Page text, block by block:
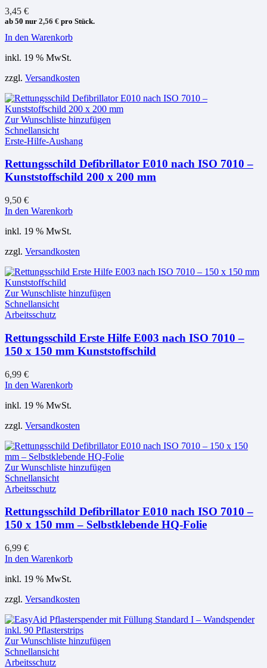
3,45 €
ab 50 nur 2,56 € pro Stück.
In den Warenkorb
inkl. 19 % MwSt.
zzgl. Versandkosten
Zur Wunschliste hinzufügen
Schnellansicht
Erste-Hilfe-Aushang
Rettungsschild Defibrillator E010 nach ISO 7010 –
Kunststoffschild 200 x 200 mm
9,50 €
In den Warenkorb
inkl. 19 % MwSt.
zzgl. Versandkosten
Zur Wunschliste hinzufügen
Schnellansicht
Arbeitsschutz
Rettungsschild Erste Hilfe E003 nach ISO 7010 –
150 x 150 mm Kunststoffschild
6,99 €
In den Warenkorb
inkl. 19 % MwSt.
zzgl. Versandkosten
Zur Wunschliste hinzufügen
Schnellansicht
Arbeitsschutz
Rettungsschild Defibrillator E010 nach ISO 7010 –
150 x 150 mm – Selbstklebende HQ-Folie
6,99 €
In den Warenkorb
inkl. 19 % MwSt.
zzgl. Versandkosten
Zur Wunschliste hinzufügen
Schnellansicht
Arbeitsschutz